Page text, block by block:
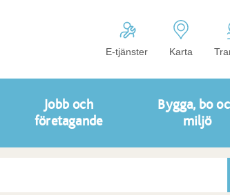
E-tjänster Karta
Jobb och
företagande
Bygga, bo
miljö